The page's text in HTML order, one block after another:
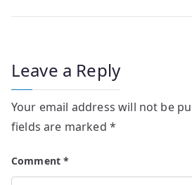
Leave a Reply
Your email address will not be
fields are marked *
Comment*